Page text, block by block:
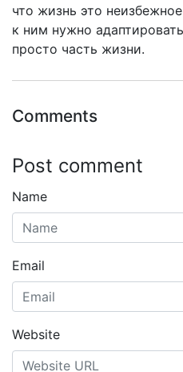
что жизнь это
к ним нужно
просто часть жизни.
Comments
Post comment
Name
Email
Website